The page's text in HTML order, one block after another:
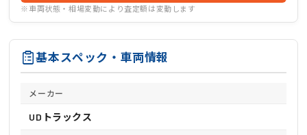
※車両状態・相場変動により査定額は変動します
基本スペック・車両情報
メーカー
UDトラックス